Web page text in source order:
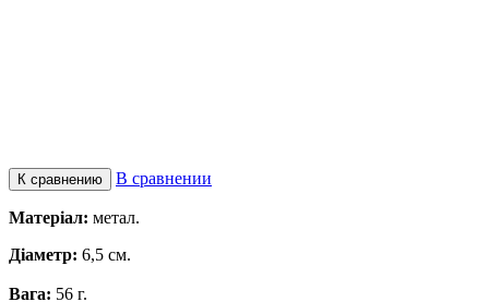
К сравнению В сравнении
Матеріал: метал.
Діаметр: 6,5 см.
Вага: 56 г.